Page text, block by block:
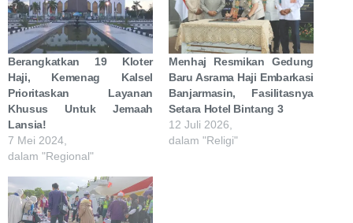
Berangkatkan 19 Kloter
Haji, Kemenag Kalsel
Prioritaskan Layanan
Khusus Untuk Jemaah
Lansia!
7 Mei 2024,
dalam "Regional"
Menhaj Resmikan Gedung
Baru Asrama Haji Embarkasi
Banjarmasin, Fasilitasnya
Setara Hotel Bintang 3
12 Juli 2026,
dalam "Religi"